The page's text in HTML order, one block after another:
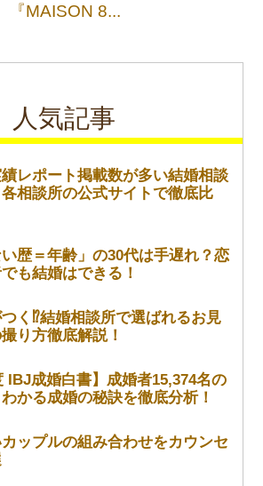
人気記事
レポート掲載数が多い結婚相談
相談所の公式サイトで徹底比
い歴＝年齢」の30代は手遅れ？恋
も結婚はできる！
く⁉結婚相談所で選ばれるお見
り方徹底解説！
IBJ成婚白書】成婚者15,374名の
かる成婚の秘訣を徹底分析！
ップルの組み合わせをカウンセ
『MAISON 8...